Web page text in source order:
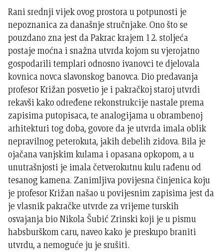
Rani srednji vijek ovog prostora u potpunosti je
nepoznanica za današnje stručnjake. Ono što se
pouzdano zna jest da Pakrac krajem 12. stoljeća
postaje moćna i snažna utvrda kojom su vjerojatno
gospodarili templari odnosno ivanovci te djelovala
kovnica novca slavonskog banovca. Dio predavanja
profesor Križan posvetio je i pakračkoj staroj utvrdi
rekavši kako određene rekonstrukcije nastale prema
zapisima putopisaca, te analogijama u obrambenoj
arhitekturi tog doba, govore da je utvrda imala oblik
nepravilnog peterokuta, jakih debelih zidova. Bila je
ojačana vanjskim kulama i opasana opkopom, a u
unutrašnjosti je imala četverokutnu kulu rađenu od
tesanog kamena. Zanimljiva povijesna činjenica koju
je profesor Križan našao u povijesnim zapisima jest da
je vlasnik pakračke utvrde za vrijeme turskih
osvajanja bio Nikola Šubić Zrinski koji je u pismu
habsburškom caru, naveo kako je preskupo braniti
utvrdu, a nemoguće ju je srušiti.